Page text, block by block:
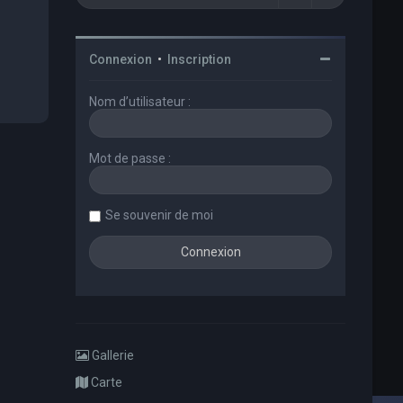
Connexion • Inscription
Nom d’utilisateur :
Mot de passe :
Se souvenir de moi
Gallerie
Carte